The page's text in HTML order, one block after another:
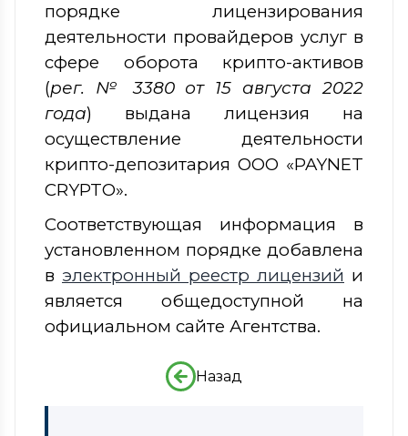
порядке лицензирования
деятельности провайдеров услуг в
сфере оборота крипто-активов
(рег. № 3380 от 15 августа 2022
года) выдана лицензия на
осуществление деятельности
крипто-депозитария ООО «PAYNET
CRYPTO».
Соответствующая информация в
установленном порядке добавлена
в электронный реестр лицензий и
является общедоступной на
официальном сайте Агентства.
Назад